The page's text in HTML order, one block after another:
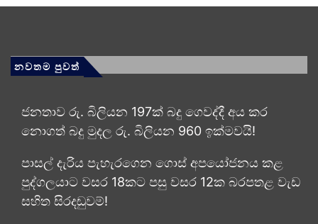
නවතම පුවත්
ජනතාව රු. බිලියන 197ක් බදු ගෙවද්දී අය කර
නොගත් බදු මුදල රු. බිලියන 960 ඉක්මවයි!
පාසල් දැරිය පැහැරගෙන ගොස් අපයෝජනය කළ
පුද්ගලයාට වසර 18කට පසු වසර 12ක බරපතළ වැඩ
සහිත සිරදඬුවම්!